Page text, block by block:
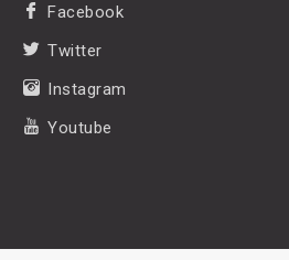
Facebook
Twitter
Instagram
Youtube